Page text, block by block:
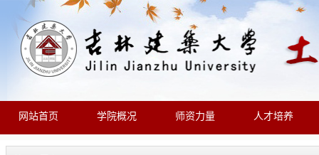
网站首页 学院概况 师资力量 人才培养